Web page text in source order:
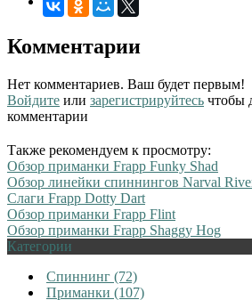
Комментарии
Нет комментариев. Ваш будет первым!
Войдите или зарегистрируйтесь чтобы
комментарии
Также рекомендуем к просмотру:
Обзор приманки Frapp Funky Shad
Обзор линейки спиннингов Narval
Слаги Frapp Dotty Dart
Обзор приманки Frapp Flint
Обзор приманки Frapp Shaggy Hog
Категории
Спиннинг (72)
Приманки (107)